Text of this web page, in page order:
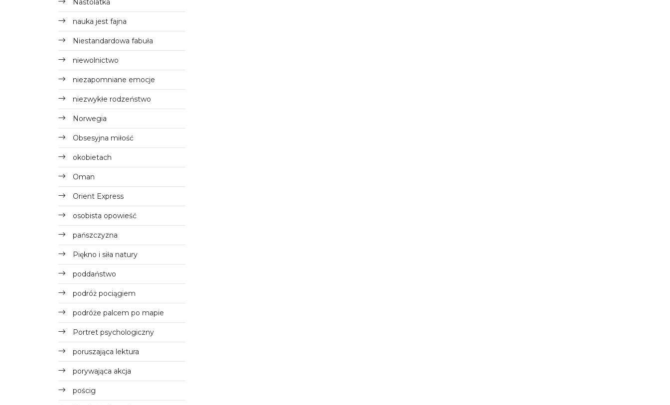
Nastolatka
nauka jest fajna
Niestandardowa fabuła
niewolnictwo
niezapomniane emocje
niezwykłe rodzeństwo
Norwegia
Obsesyjna miłość
okobietach
Oman
Orient Express
osobista opowieść
pańszczyzna
Piękno i siła natury
poddaństwo
podróż pociągiem
podróże palcem po mapie
Portret psychologiczny
poruszająca lektura
porywająca akcja
pościg